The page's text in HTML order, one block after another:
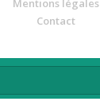
Mentions légales
Contact